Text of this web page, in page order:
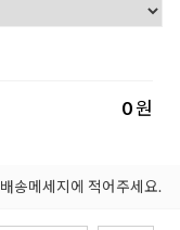
0원
송메세지에 적어주세요.